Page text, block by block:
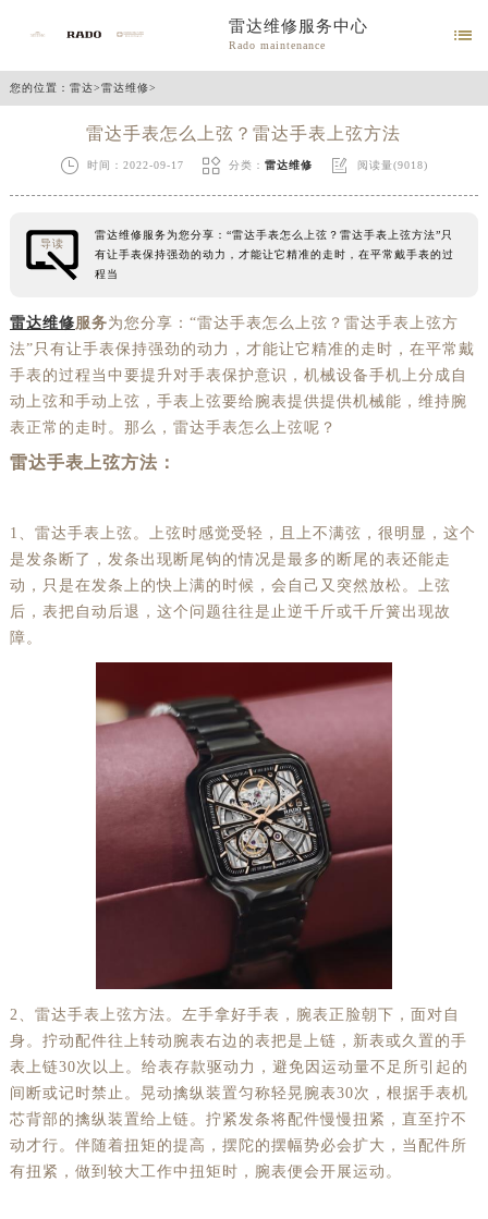
雷达维修服务中心
Rado maintenance

您的位置： 雷达>雷达维修>
雷达手表怎么上弦？雷达手表上弦方法
 时间：2022-09-17  分类： 雷达维修  阅读量(9018)
导读
雷达维修服务为您分享：“雷达手表怎么上弦？雷达手表上弦方法”只
有让手表保持强劲的动力，才能让它精准的走时，在平常戴手表的过
程当
雷达维修服务为您分享：“雷达手表怎么上弦？雷达手表上弦方
法”只有让手表保持强劲的动力，才能让它精准的走时，在平常戴
手表的过程当中要提升对手表保护意识，机械设备手机上分成自
动上弦和手动上弦，手表上弦要给腕表提供提供机械能，维持腕
表正常的走时。那么，雷达手表怎么上弦呢？
雷达手表上弦方法：
1、雷达手表上弦。上弦时感觉受轻，且上不满弦，很明显，这个
是发条断了，发条出现断尾钩的情况是最多的断尾的表还能走
动，只是在发条上的快上满的时候，会自己又突然放松。上弦
后，表把自动后退，这个问题往往是止逆千斤或千斤簧出现故
障。
2、雷达手表上弦方法。左手拿好手表，腕表正脸朝下，面对自
身。拧动配件往上转动腕表右边的表把是上链，新表或久置的手
表上链30次以上。给表存款驱动力，避免因运动量不足所引起的
间断或记时禁止。晃动擒纵装置匀称轻晃腕表30次，根据手表机
芯背部的擒纵装置给上链。拧紧发条将配件慢慢扭紧，直至拧不
动才行。伴随着扭矩的提高，摆陀的摆幅势必会扩大，当配件所
有扭紧，做到较大工作中扭矩时，腕表便会开展运动。